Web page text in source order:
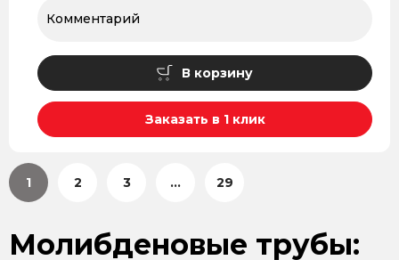
В корзину
Заказать в 1 клик
1 2 3 ... 29
Молибденовые трубы: